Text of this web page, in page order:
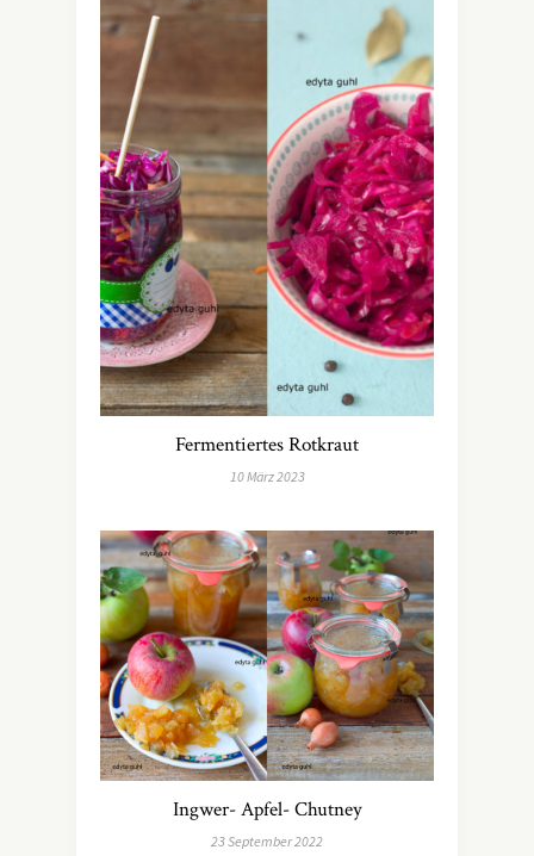
Fermentiertes Rotkraut
10 März 2023
Ingwer- Apfel- Chutney
23 September 2022